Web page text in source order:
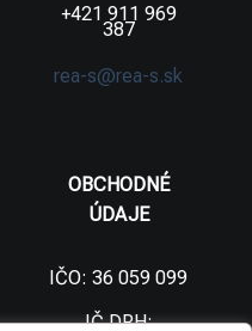
+421 911 969
387
rea-s@rea-s.sk
OBCHODNÉ
ÚDAJE
IČO: 36 059 099
IČ DPH: